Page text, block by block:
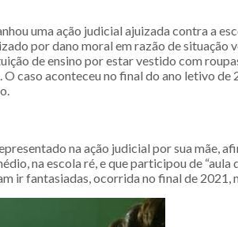
uma ação judicial ajuizada contra a
por dano moral em razão de situação
de ensino por estar vestido com
O caso aconteceu no final do ano letivo de
na ação judicial por sua mãe,
na escola ré, e que participou de “aula
ir fantasiadas, ocorrida no final de 2021,